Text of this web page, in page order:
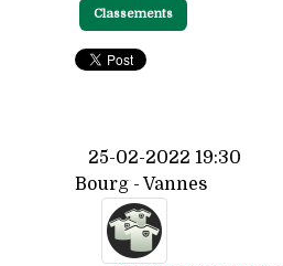
Classements
25-02-2022 19:30
Bourg - Vannes